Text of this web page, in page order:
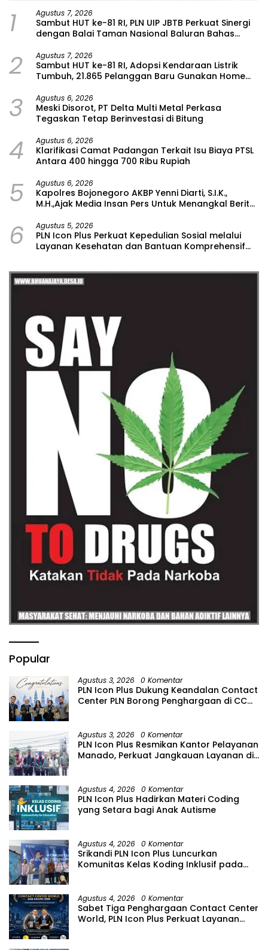
1 Agustus 7, 2026
Sambut HUT ke-81 RI, PLN UIP JBTB Perkuat Sinergi
dengan Balai Taman Nasional Baluran Bahas
Watudodol/Kalipuro
2 Agustus 7, 2026
Sambut HUT ke-81 RI, Adopsi Kendaraan Listrik
Tumbuh, 21.865 Pelanggan Baru Gunakan Home
3 Agustus 6, 2026
Meski Disorot, PT Delta Multi Metal Perkasa
Tegaskan Tetap Berinvestasi di Bitung
4 Agustus 6, 2026
Klarifikasi Camat Padangan Terkait Isu Biaya PTSL
Antara 400 hingga 700 Ribu Rupiah
5 Agustus 6, 2026
Kapolres Bojonegoro AKBP Yenni Diarti, S.I.K.,
M.H.,Ajak Media Insan Pers Untuk Menangkal Berita
6 Agustus 5, 2026
PLN Icon Plus Perkuat Kepedulian Sosial melalui
Layanan Kesehatan dan Bantuan Komprehensif
Popular
Agustus 3, 2026 0 Komentar
PLN Icon Plus Dukung Keandalan Contact
Center PLN Borong Penghargaan di CCW
Agustus 3, 2026 0 Komentar
PLN Icon Plus Resmikan Kantor Pelayanan
Manado, Perkuat Jangkauan Layanan di
Agustus 4, 2026 0 Komentar
PLN Icon Plus Hadirkan Materi Coding
yang Setara bagi Anak Autisme
Agustus 4, 2026 0 Komentar
Srikandi PLN Icon Plus Luncurkan
Komunitas Kelas Koding Inklusif pada
Agustus 4, 2026 0 Komentar
Sabet Tiga Penghargaan Contact Center
World, PLN Icon Plus Perkuat Layanan